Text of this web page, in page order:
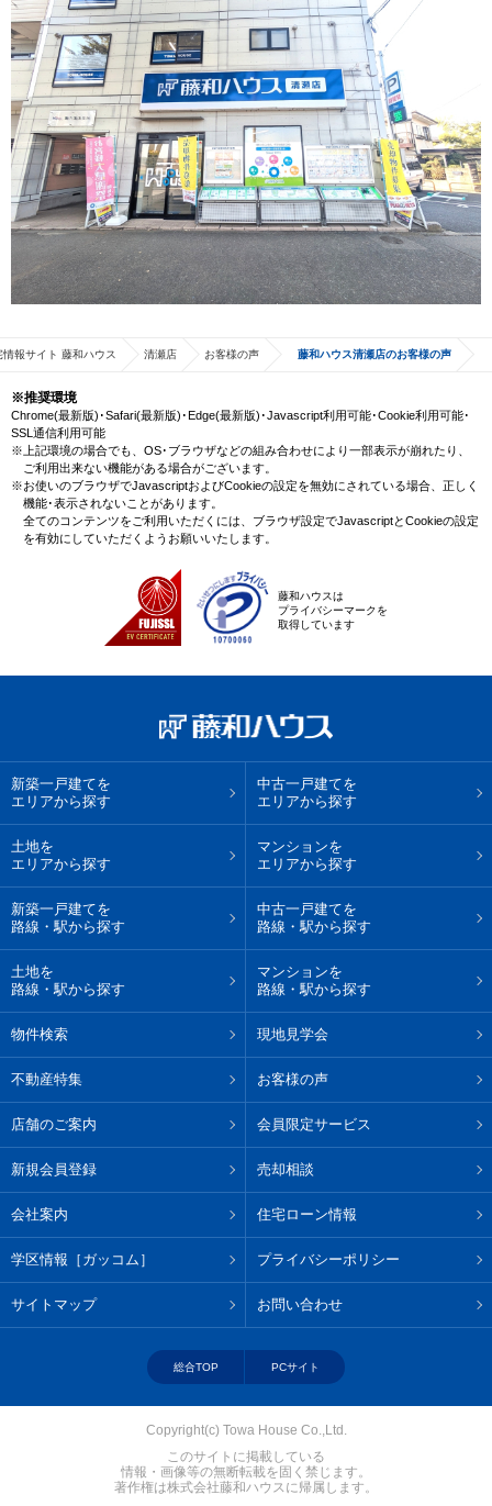
報サイト 藤和ハウス 清瀬店 お客様の声 藤和ハウス清瀬店のお客様の声
※推奨環境
Chrome(最新版)･Safari(最新版)･Edge(最新版)･Javascript利用可能･Cookie利用可能･
SSL通信利用可能
※上記環境の場合でも、OS･ブラウザなどの組み合わせにより一部表示が崩れたり、
ご利用出来ない機能がある場合がございます。
※お使いのブラウザでJavascriptおよびCookieの設定を無効にされている場合、正しく
機能･表示されないことがあります。
全てのコンテンツをご利用いただくには、ブラウザ設定でJavascriptとCookieの設定
を有効にしていただくようお願いいたします。
藤和ハウスは
プライバシーマークを
取得しています
新築一戸建てを
エリアから探す
中古一戸建てを
エリアから探す
土地を
エリアから探す
マンションを
エリアから探す
新築一戸建てを
路線・駅から探す
中古一戸建てを
路線・駅から探す
土地を
路線・駅から探す
マンションを
路線・駅から探す
物件検索 現地見学会
不動産特集 お客様の声
店舗のご案内 会員限定サービス
新規会員登録 売却相談
会社案内 住宅ローン情報
学区情報［ガッコム］ プライバシーポリシー
サイトマップ お問い合わせ
総合TOP PCサイト
Copyright(c) Towa House Co.,Ltd.
このサイトに掲載している
情報・画像等の無断転載を固く禁じます。
著作権は株式会社藤和ハウスに帰属します。